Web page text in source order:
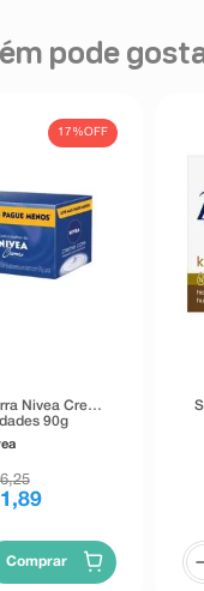
pode
17%OFF
Nivea Creme
90g
,25
,89
Comprar